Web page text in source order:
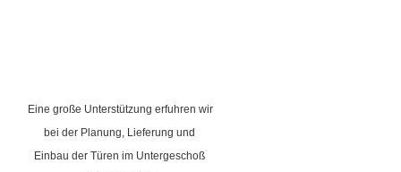
Eine große Unterstützung erfuhren wir
bei der Planung, Lieferung und
Einbau der Türen im Untergeschoß